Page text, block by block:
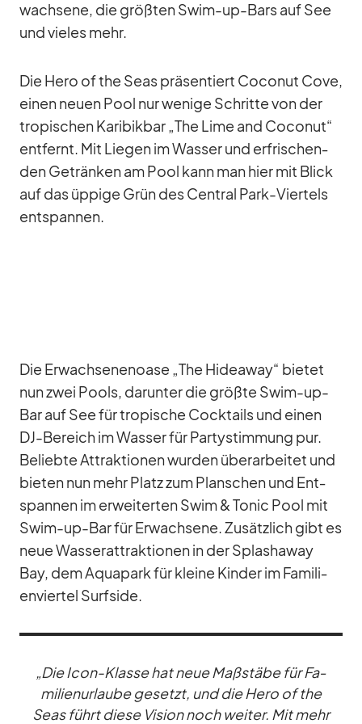
wach­sene, die größ­ten Swim-up-Bars auf See
und vie­les mehr.
Die Hero of the Seas prä­sen­tiert Co­co­nut Cove,
ei­nen neuen Pool nur we­nige Schritte von der
tro­pi­schen Ka­ri­bik­bar „The Lime and Co­co­nut“
ent­fernt. Mit Lie­gen im Was­ser und er­fri­schen­
den Ge­trän­ken am Pool kann man hier mit Blick
auf das üp­pige Grün des Cen­tral Park-Vier­tels
ent­span­nen.
Die Er­wach­se­nen­oase „The Hidea­way“ bie­tet
nun zwei Pools, dar­un­ter die größte Swim-up-
Bar auf See für tro­pi­sche Cock­tails und ei­nen
DJ-Be­reich im Was­ser für Par­ty­stim­mung pur.
Be­liebte At­trak­tio­nen wur­den über­ar­bei­tet und
bie­ten nun mehr Platz zum Plan­schen und Ent­
span­nen im er­wei­ter­ten Swim & To­nic Pool mit
Swim-up-Bar für Er­wach­sene. Zu­sätz­lich gibt es
neue Was­ser­at­trak­tio­nen in der Splas­ha­way
Bay, dem Aqua­park für kleine Kin­der im Fa­mi­li­
en­vier­tel Surfs­ide.
„Die Icon-Klasse hat neue Maß­stäbe für Fa­
mi­li­en­ur­laube ge­setzt, und die Hero of the
Seas führt diese Vi­sion noch wei­ter. Mit mehr